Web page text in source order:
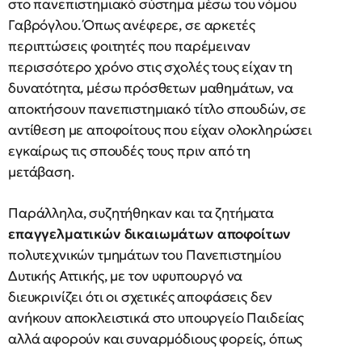
στο πανεπιστημιακό σύστημα μέσω του νόμου
Γαβρόγλου. Όπως ανέφερε, σε αρκετές
περιπτώσεις φοιτητές που παρέμειναν
περισσότερο χρόνο στις σχολές τους είχαν τη
δυνατότητα, μέσω πρόσθετων μαθημάτων, να
αποκτήσουν πανεπιστημιακό τίτλο σπουδών, σε
αντίθεση με αποφοίτους που είχαν ολοκληρώσει
εγκαίρως τις σπουδές τους πριν από τη
μετάβαση.
Παράλληλα, συζητήθηκαν και τα ζητήματα
επαγγελματικών δικαιωμάτων αποφοίτων
πολυτεχνικών τμημάτων του Πανεπιστημίου
Δυτικής Αττικής, με τον υφυπουργό να
διευκρινίζει ότι οι σχετικές αποφάσεις δεν
ανήκουν αποκλειστικά στο υπουργείο Παιδείας
αλλά αφορούν και συναρμόδιους φορείς, όπως